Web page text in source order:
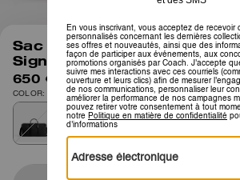
1/9
Sac Compass 50 En Toile
Signature
650 €
COLOR: Noir Signature